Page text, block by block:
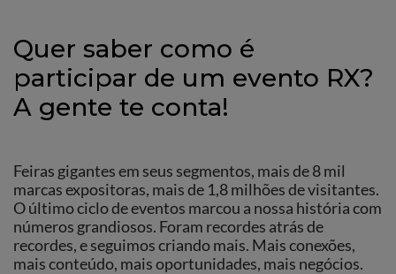
Quer saber como é
participar de um evento RX?
A gente te conta!
Feiras gigantes em seus segmentos, mais de 8 mil
marcas expositoras, mais de 1,8 milhões de visitantes.
O último ciclo de eventos marcou a nossa história com
números grandiosos. Foram recordes atrás de
recordes, e seguimos criando mais. Mais conexões,
mais conteúdo, mais oportunidades, mais negócios.